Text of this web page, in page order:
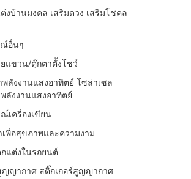
งบ้านมงคล เสริมดวง เสริมโชคล
อื่นๆ
แขวน/ตุ๊กตาตั้งโชว์
ลังงานแสงอาทิตย์ โซล่าเซล
ลังงานแสงอาทิตย์
เครื่องเขียน
พื่อสุขภาพและความงาม
แต่งในรถยนต์
ญญากาศ สติ๊กเกอร์สูญญากาศ